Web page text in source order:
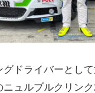
ドライバーとし
ュルブルクリン